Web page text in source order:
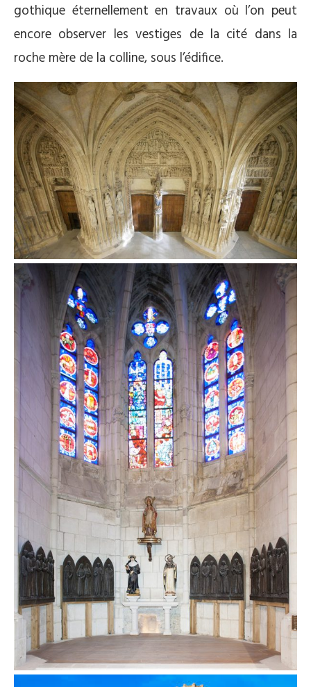
gothique éternellement en travaux où l’on peut
encore observer les vestiges de la cité dans la
roche mère de la colline, sous l’édifice.